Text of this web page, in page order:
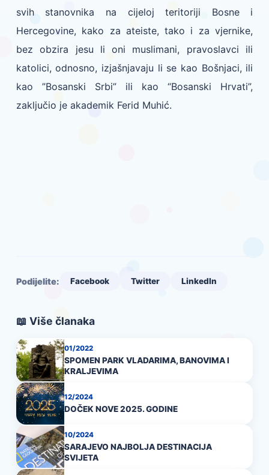
svih stanovnika na cijeloj teritoriji Bosne i
Hercegovine, kako za ateiste, tako i za vjernike,
bez obzira jesu li oni muslimani, pravoslavci ili
katolici, odnosno, izjašnjavaju li se kao Bošnjaci, ili
kao ”Bosanski Srbi” ili kao “Bosanski Hrvati”,
zaključio je akademik Ferid Muhić.
Podijelite: Facebook Twitter LinkedIn
📖 Više članaka
01/2022
SPOMEN PARK VLADARIMA, BANOVIMA I
KRALJEVIMA
12/2024
DOČEK NOVE 2025. GODINE
10/2024
SARAJEVO NAJBOLJA DESTINACIJA
SVIJETA